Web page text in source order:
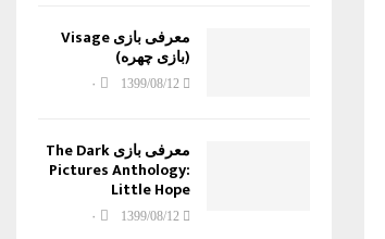
معرفی بازی Visage
(بازی چهره)
1399/08/12 ۰
معرفی بازی The Dark
Pictures Anthology:
Little Hope
1399/08/12 ۰